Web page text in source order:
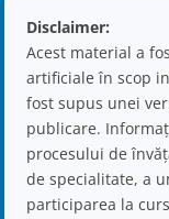
Disclaimer:
Acest material a
artificiale în scop
fost supus unei
publicare.
procesului de
de specialitate, a
participarea la